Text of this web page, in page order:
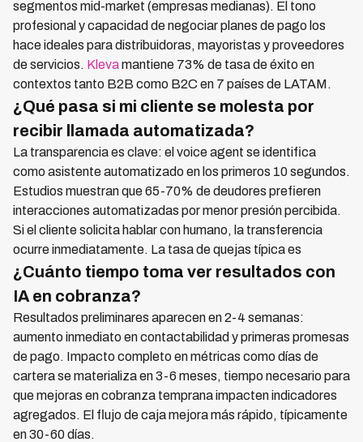
segmentos mid-market (empresas medianas). El tono
profesional y capacidad de negociar planes de pago los
hace ideales para distribuidoras, mayoristas y proveedores
de servicios. Klevamantiene 73% de tasa de éxito en
contextos tanto B2B como B2C en 7 países de LATAM.
¿Qué pasa si mi cliente se molesta por
recibir llamada automatizada?
La transparencia es clave: el voice agent se identifica
como asistente automatizado en los primeros 10 segundos.
Estudios muestran que 65-70% de deudores prefieren
interacciones automatizadas por menor presión percibida.
Si el cliente solicita hablar con humano, la transferencia
ocurre inmediatamente. La tasa de quejas típica es
¿Cuánto tiempo toma ver resultados con
IA en cobranza?
Resultados preliminares aparecen en 2-4 semanas:
aumento inmediato en contactabilidad y primeras promesas
de pago. Impacto completo en métricas como días de
cartera se materializa en 3-6 meses, tiempo necesario para
que mejoras en cobranza temprana impacten indicadores
agregados. El flujo de caja mejora más rápido, típicamente
en 30-60 días.